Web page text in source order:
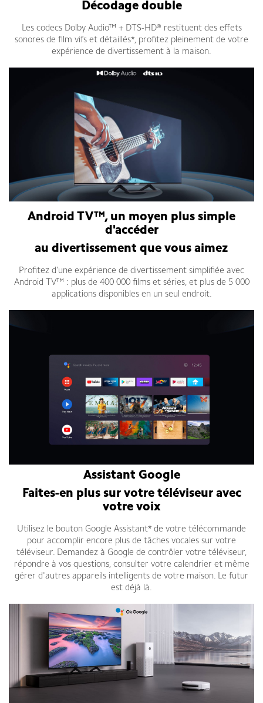
Décodage double
Les codecs Dolby Audio™ + DTS-HD® restituent des effets
sonores de film vifs et détaillés*, profitez pleinement de votre
expérience de divertissement à la maison.
Android TV™, un moyen plus simple
d'accéder
au divertissement que vous aimez
Profitez d’une expérience de divertissement simplifiée avec
Android TV™ : plus de 400 000 films et séries, et plus de 5 000
applications disponibles en un seul endroit.
Assistant Google
Faites-en plus sur votre téléviseur avec
votre voix
Utilisez le bouton Google Assistant* de votre télécommande
pour accomplir encore plus de tâches vocales sur votre
téléviseur. Demandez à Google de contrôler votre téléviseur,
répondre à vos questions, consulter votre calendrier et même
gérer d'autres appareils intelligents de votre maison. Le futur
est déjà là.